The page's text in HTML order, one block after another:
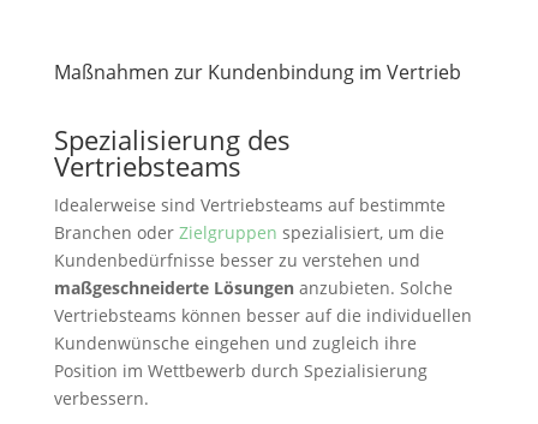
Maßnahmen zur Kundenbindung im Vertrieb
Spezialisierung des
Vertriebsteams
Idealerweise sind Vertriebsteams auf bestimmte
Branchen oder Zielgruppen spezialisiert, um die
Kundenbedürfnisse besser zu verstehen und
maßgeschneiderte Lösungen anzubieten. Solche
Vertriebsteams können besser auf die individuellen
Kundenwünsche eingehen und zugleich ihre
Position im Wettbewerb durch Spezialisierung
verbessern.